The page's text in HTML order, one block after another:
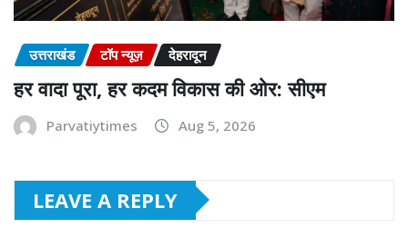
उत्तराखंड टॉप न्यूज़ देहरादून
हर वादा पूरा, हर कदम विकास की ओर: सीएम
Parvatiytimes Aug 5, 2026
LEAVE A REPLY